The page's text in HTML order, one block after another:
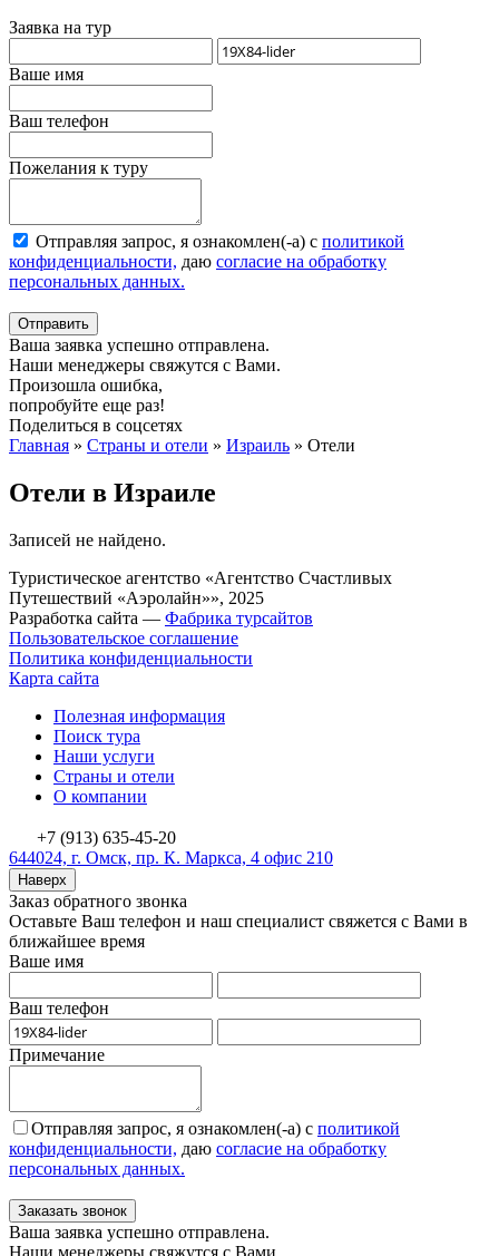
Заявка на тур
Ваше имя
Ваш телефон
Пожелания к туру
Отправляя запрос, я ознакомлен(-а) с политикой
конфиденциальности, даю согласие на обработку
персональных данных.
Отправить
Ваша заявка успешно отправлена.
Наши менеджеры свяжутся с Вами.
Произошла ошибка,
попробуйте еще раз!
Поделиться в соцсетях
Главная » Страны и отели » Израиль » Отели
Отели в Израиле
Записей не найдено.
Туристическое агентство «Агентство Счастливых
Путешествий «Аэролайн»», 2025
Разработка сайта — Фабрика турсайтов
Пользовательское соглашение
Политика конфиденциальности
Карта сайта
Полезная информация
Поиск тура
Наши услуги
Страны и отели
О компании
+7 (913) 635-45-20
644024, г. Омск, пр. К. Маркса, 4 офис 210
Наверх
Заказ обратного звонка
Оставьте Ваш телефон и наш специалист свяжется с Вами в
ближайшее время
Ваше имя
Ваш телефон
Примечание
Отправляя запрос, я ознакомлен(-а) с политикой
конфиденциальности, даю согласие на обработку
персональных данных.
Заказать звонок
Ваша заявка успешно отправлена.
Наши менеджеры свяжутся с Вами.